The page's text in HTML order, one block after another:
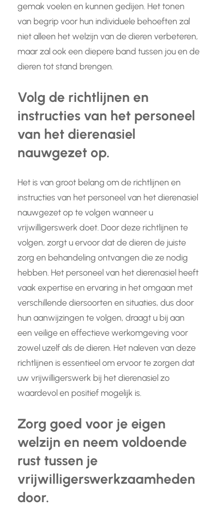
gemak voelen en kunnen gedijen. Het tonen
van begrip voor hun individuele behoeften zal
niet alleen het welzijn van de dieren verbeteren,
maar zal ook een diepere band tussen jou en de
dieren tot stand brengen.
Volg de richtlijnen en
instructies van het personeel
van het dierenasiel
nauwgezet op.
Het is van groot belang om de richtlijnen en
instructies van het personeel van het dierenasiel
nauwgezet op te volgen wanneer u
vrijwilligerswerk doet. Door deze richtlijnen te
volgen, zorgt u ervoor dat de dieren de juiste
zorg en behandeling ontvangen die ze nodig
hebben. Het personeel van het dierenasiel heeft
vaak expertise en ervaring in het omgaan met
verschillende diersoorten en situaties, dus door
hun aanwijzingen te volgen, draagt u bij aan
een veilige en effectieve werkomgeving voor
zowel uzelf als de dieren. Het naleven van deze
richtlijnen is essentieel om ervoor te zorgen dat
uw vrijwilligerswerk bij het dierenasiel zo
waardevol en positief mogelijk is.
Zorg goed voor je eigen
welzijn en neem voldoende
rust tussen je
vrijwilligerswerkzaamheden
door.